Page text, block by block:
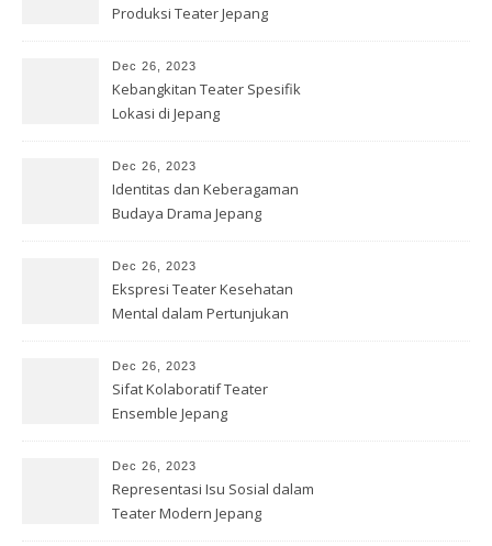
Produksi Teater Jepang
Dec 26, 2023
Kebangkitan Teater Spesifik
Lokasi di Jepang
Dec 26, 2023
Identitas dan Keberagaman
Budaya Drama Jepang
Dec 26, 2023
Ekspresi Teater Kesehatan
Mental dalam Pertunjukan
Dec 26, 2023
Sifat Kolaboratif Teater
Ensemble Jepang
Dec 26, 2023
Representasi Isu Sosial dalam
Teater Modern Jepang